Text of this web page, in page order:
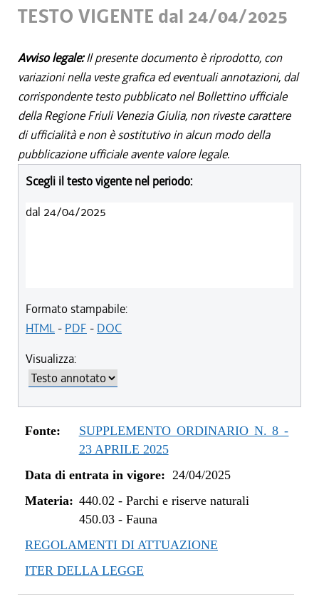
TESTO VIGENTE dal 24/04/2025
Avviso legale:Il presente documento è riprodotto, con
variazioni nella veste grafica ed eventuali annotazioni, dal
corrispondente testo pubblicato nel Bollettino ufficiale
della Regione Friuli Venezia Giulia, non riveste carattere
di ufficialità e non è sostitutivo in alcun modo della
pubblicazione ufficiale avente valore legale.
Scegli il testo vigente nel periodo:
dal 24/04/2025
Formato stampabile:
HTML- PDF - DOC
Visualizza:
Fonte:
SUPPLEMENTO ORDINARIO N. 8 -
23 APRILE 2025
Data di entrata in vigore: 24/04/2025
Materia: 440.02 - Parchi e riserve naturali
450.03- Fauna
REGOLAMENTI DI ATTUAZIONE
ITER DELLA LEGGE